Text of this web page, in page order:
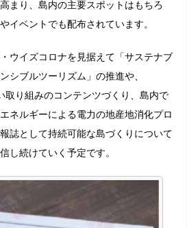
まり、島内の主要スポットはもちろ
イベントでも配布されています。
ウイズコロナを見据えて「サステナブ
シブルツーリズム」の推進や、
取り組みのコンテンツづくり、島内で
ネルギーによる電力の地産地消化プロ
誌として持続可能な島づくりについて
し続けていく予定です。